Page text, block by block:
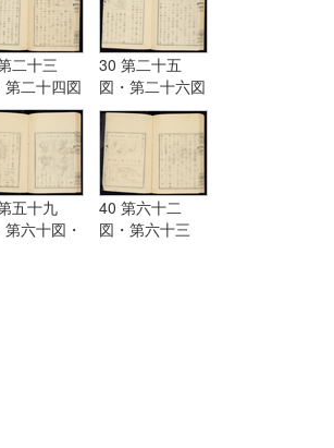
二十三
第二十四図
30 第二十五
図・第二十六図
五十九
第六十図・
40 第六十二
図・第六十三